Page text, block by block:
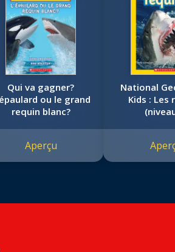
Qui va gagner?
ou le grand
requin blanc?
Aperçu
National
Kids : Les